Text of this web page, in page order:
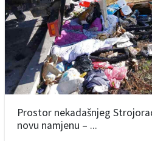
Prostor nekadašnjeg
novu namjenu – ...